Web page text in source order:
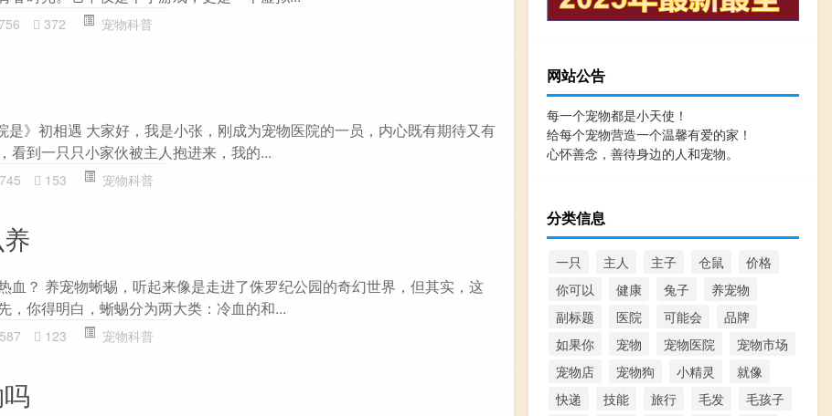
372 宠物科普
是》初相遇 大家好，我是小张，刚成为宠物医院的一员，内心既有期待又有
看到一只只小家伙被主人抱进来，我的...
745 153 宠物科普
血？ 养宠物蜥蜴，听起来像是走进了侏罗纪公园的奇幻世界，但其实，这
，你得明白，蜥蜴分为两大类：冷血的和...
587 123 宠物科普
网站公告
每一个宠物都是小天使！
给每个宠物营造一个温馨有爱的家！
心怀善念，善待身边的人和宠物。
分类信息
一只 主人 主子 仓鼠
价格
你可以
健康 兔子
养宠物
副标题
医院 可能会
品牌
如果你
宠物 宠物医院
宠物市场
宠物店
宠物狗 小精灵
就像
快递
技能 旅行 毛发
毛孩子